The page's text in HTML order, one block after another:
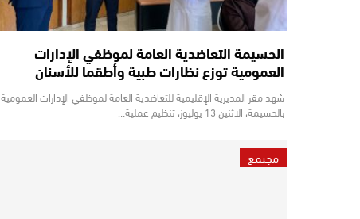
الحسيمة التعاضدية العامة لموظفي الإدارات
العمومية توزع نظارات طبية وأطقما للأسنان
شهد مقر المديرية الإقليمية للتعاضدية العامة لموظفي الإدارات العمومية
بالحسيمة، الاثنين 13 يوليوز، تنظيم عملية…
مجتمع